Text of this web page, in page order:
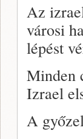
Az
városi
lépést
Minden
Izrael
A